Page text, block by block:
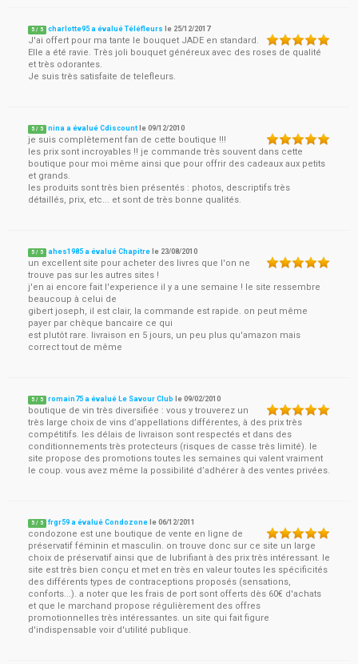
5 / 5 charlotte95 a évalué Téléfleurs le 25/12/2017
J'ai offert pour ma tante le bouquet JADE en standard.
Elle a été ravie. Très joli bouquet généreux avec des roses de qualité
et très odorantes.
Je suis très satisfaite de telefleurs.
5 / 5 nina a évalué Cdiscount le09/12/2010
je suis complètement fan de cette boutique !!!
les prix sont incroyables !! je commande très souvent dans cette
boutique pour moi même ainsi que pour offrir des cadeaux aux petits
et grands.
les produits sont très bien présentés : photos, descriptifs très
détaillés, prix, etc... et sont de très bonne qualités.
5 / 5 ahes1985 a évalué Chapitre le 23/08/2010
un excellent site pour acheter des livres que l'on ne
trouve pas sur les autres sites !
j'en ai encore fait l'experience il y a une semaine ! le site ressembre
beaucoup à celui de
gibert joseph, il est clair, la commande est rapide. on peut même
payer par chèque bancaire ce qui
est plutôt rare. livraison en 5 jours, un peu plus qu'amazon mais
correct tout de même
5 / 5 romain75 a évalué Le Savour Club le09/02/2010
boutique de vin très diversifiée : vous y trouverez un
très large choix de vins d’appellations différentes, à des prix très
compétitifs. les délais de livraison sont respectés et dans des
conditionnements très protecteurs (risques de casse très limité). le
site propose des promotions toutes les semaines qui valent vraiment
le coup. vous avez même la possibilité d’adhérer à des ventes privées.
5 / 5 frgr59 a évalué Condozone le06/12/2011
condozone est une boutique de vente en ligne de
préservatif féminin et masculin. on trouve donc sur ce site un large
choix de préservatif ainsi que de lubrifiant à des prix très intéressant. le
site est très bien conçu et met en très en valeur toutes les spécificités
des différents types de contraceptions proposés (sensations,
conforts...). a noter que les frais de port sont offerts dès 60€ d'achats
et que le marchand propose régulièrement des offres
promotionnelles très intéressantes. un site qui fait figure
d'indispensable voir d'utilité publique.